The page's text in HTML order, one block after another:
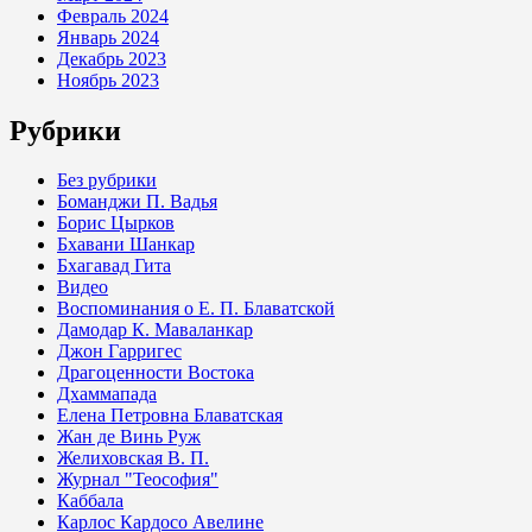
Февраль 2024
Январь 2024
Декабрь 2023
Ноябрь 2023
Рубрики
Без рубрики
Боманджи П. Вадья
Борис Цырков
Бхавани Шанкар
Бхагавад Гита
Видео
Воспоминания о Е. П. Блаватской
Дамодар К. Маваланкар
Джон Гарригес
Драгоценности Востока
Дхаммапада
Елена Петровна Блаватская
Жан де Винь Руж
Желиховская В. П.
Журнал "Теософия"
Каббала
Карлос Кардосо Авелине